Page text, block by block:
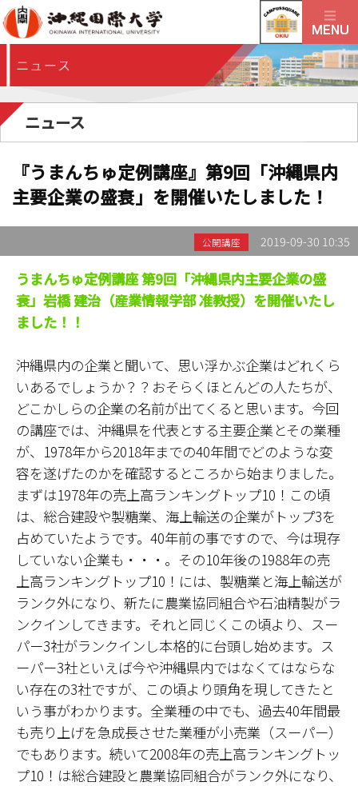
ニュース
『うまんちゅ定例講座』第9回「沖縄県内
主要企業の盛衰」を開催いたしました！
公開講座 2019-09-30 10:35
うまんちゅ定例講座 第9回「沖縄県内主要企業の盛
衰」岩橋 建治（産業情報学部 准教授）を開催いたし
ました！！
沖縄県内の企業と聞いて、思い浮かぶ企業はどれくら
いあるでしょうか？？おそらくほとんどの人たちが、
どこかしらの企業の名前が出てくると思います。今回
の講座では、沖縄県を代表とする主要企業とその業種
が、1978年から2018年までの40年間でどのような変
容を遂げたのかを確認するところから始まりました。
まずは1978年の売上高ランキングトップ10！この頃
は、総合建設や製糖業、海上輸送の企業がトップ3を
占めていたようです。40年前の事ですので、今は現存
していない企業も・・・。その10年後の1988年の売
上高ランキングトップ10！には、製糖業と海上輸送が
ランク外になり、新たに農業協同組合や石油精製がラ
ンクインしてきます。それと同じくこの頃より、スー
パー3社がランクインし本格的に台頭し始めます。ス
ーパー3社といえば今や沖縄県内ではなくてはならな
い存在の3社ですが、この頃より頭角を現してきたと
いう事がわかります。全業種の中でも、過去40年間最
も売り上げを急成長させた業種が小売業（スーパー）
でもあります。続いて2008年の売上高ランキングトッ
プ10！は総合建設と農業協同組合がランク外になり、